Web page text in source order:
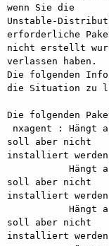
wenn Sie die
Unstable-
erforderliche
nicht erstellt
verlassen haben.
Die folgenden
die Situation zu
Die folgenden
soll aber nicht
installiert werden
soll aber nicht
installiert werden
soll aber nicht
installiert werden